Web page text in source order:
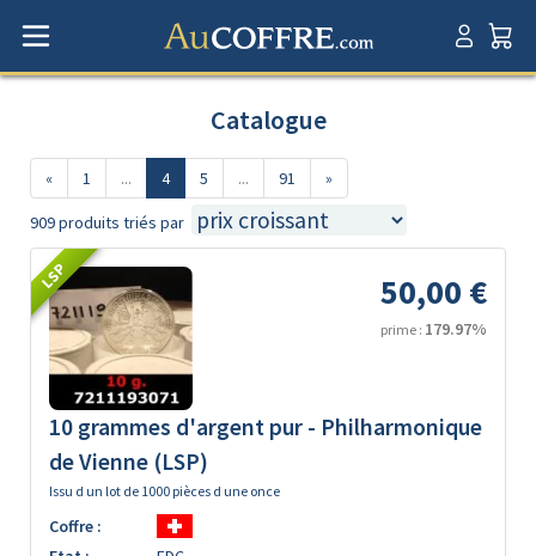
Catalogue
« 1 ... 4 5 ... 91 »
909 produits triés par
LSP 50,00 €
prime : 179.97%
10 grammes d'argent pur - Philharmonique
de Vienne (LSP)
Issu d un lot de 1000 pièces d une once
Coffre :